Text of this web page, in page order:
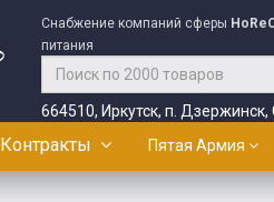
Снабжение компаний сферы
питания
664510, Иркутск, п. Дзержинск,
Контракты Пятая Армия